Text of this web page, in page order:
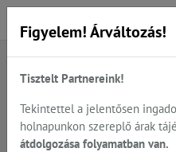
A keresett oldal
Hiba, a keresett
Figyelem! Árváltozás!
Tisztelt Partnereink!
Tekintettel a jelentősen
holnapunkon szereplő árak
átdolgozása folyamatban van.